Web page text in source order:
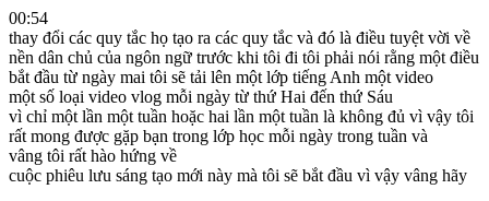
00:54
thay đổi các quy tắc họ tạo ra các quy tắc và đó là điều tuyệt vời về
nền dân chủ của ngôn ngữ trước khi tôi đi tôi phải nói rằng một điều
bắt đầu từ ngày mai tôi sẽ tải lên một lớp tiếng Anh một video
một số loại video vlog mỗi ngày từ thứ Hai đến thứ Sáu
vì chỉ một lần một tuần hoặc hai lần một tuần là không đủ vì vậy tôi
rất mong được gặp bạn trong lớp học mỗi ngày trong tuần và
vâng tôi rất hào hứng về
cuộc phiêu lưu sáng tạo mới này mà tôi sẽ bắt đầu vì vậy vâng hãy